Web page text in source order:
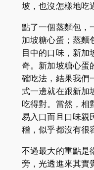
坡，也沒怎樣地吃
點了一個蒸麵包，
加坡糖心蛋；蒸麵
目中的口味，新加
奇。新加坡糖心蛋
確吃法，結果我們
式一邊就在跟新加
吃得對。當然，相
易入口而且口味親
稽，似乎都沒有很
不過最大的重點是
旁，光透進來其實